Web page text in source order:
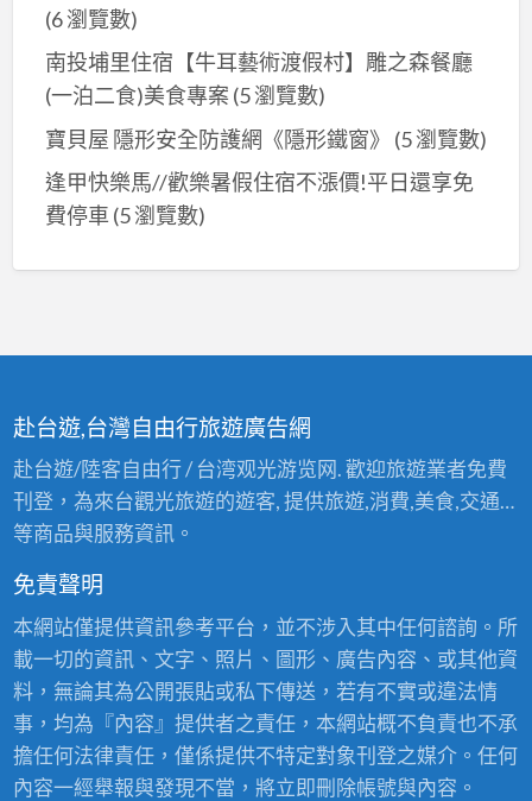
(6 瀏覽數)
南投埔里住宿【牛耳藝術渡假村】雕之森餐廳
(一泊二食)美食專案 (5 瀏覽數)
寶貝屋 隱形安全防護網《隱形鐵窗》 (5 瀏覽數)
逢甲快樂馬//歡樂暑假住宿不漲價!平日還享免
費停車(5 瀏覽數)
赴台遊,台灣自由行旅遊廣告網
赴台遊/陸客自由行 / 台湾观光游览网. 歡迎旅遊業者免費
刊登，為來台觀光旅遊的遊客, 提供旅遊,消費,美食,交通…
等商品與服務資訊。
免責聲明
本網站僅提供資訊參考平台，並不涉入其中任何諮詢。所
載一切的資訊、文字、照片、圖形、廣告內容、或其他資
料，無論其為公開張貼或私下傳送，若有不實或違法情
事，均為『內容』提供者之責任，本網站概不負責也不承
擔任何法律責任，僅係提供不特定對象刊登之媒介。任何
內容一經舉報與發現不當，將立即刪除帳號與內容。